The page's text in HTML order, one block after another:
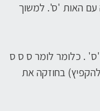
עם האות 'ס'. למשוך
. כלומר לומר ס ס ס
בחוזקה את